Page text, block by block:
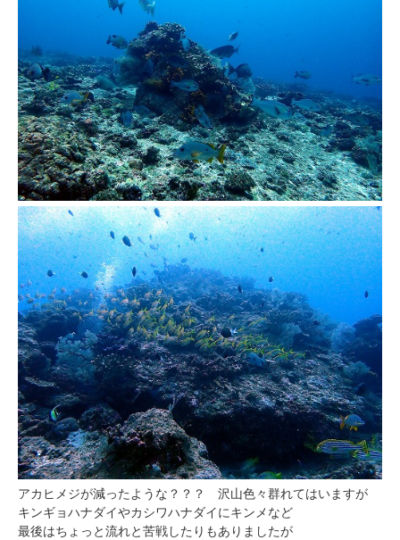
アカヒメジが減ったような？？？ 沢山色々群れてはいますが
キンギョハナダイやカシワハナダイにキンメなど
最後はちょっと流れと苦戦したりもありましたが